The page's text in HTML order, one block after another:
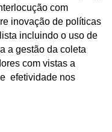
com
inovação de políticas
incluindo o uso de
a gestão da coleta
com vistas a
efetividade nos